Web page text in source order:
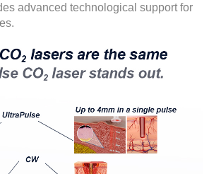
advanced technological support for